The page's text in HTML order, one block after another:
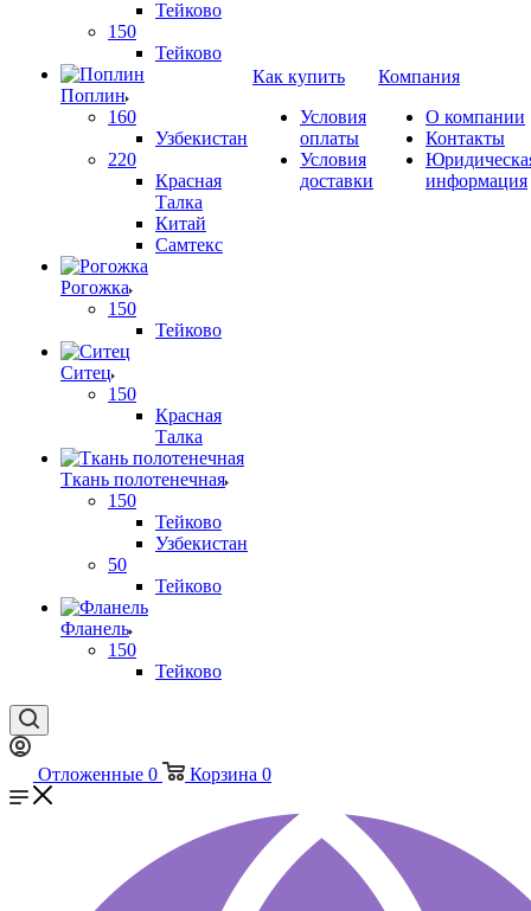
Тейково
150
Тейково
Поплин
160
Узбекистан
220
Красная
Талка
Китай
Самтекс
Рогожка
150
Тейково
Ситец
150
Красная
Талка
Ткань полотенечная
150
Тейково
Узбекистан
50
Тейково
Фланель
150
Тейково
Как купить
Условия
оплаты
Условия
доставки
Компания
О компании
Контакты
информация
Отложенные 0 Корзина 0